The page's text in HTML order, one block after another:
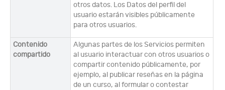
otros datos. Los Datos del perfil del
usuario estarán visibles públicamente
para otros usuarios.
Contenido
compartido
Algunas partes de los Servicios permiten
al usuario interactuar con otros usuarios o
compartir contenido públicamente, por
ejemplo, al publicar reseñas en la página
de un curso, al formular o contestar